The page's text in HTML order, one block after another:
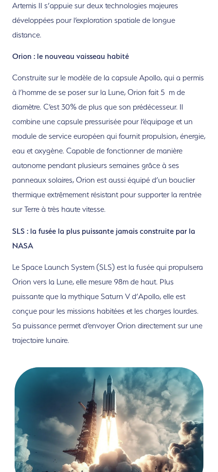
Artemis II s’appuie sur deux technologies majeures
développées pour l’exploration spatiale de longue
distance.
Orion : le nouveau vaisseau habité
Construite sur le modèle de la capsule Apollo, qui a permis
à l’homme de se poser sur la Lune, Orion fait 5 m de
diamètre. C’est 30% de plus que son prédécesseur. Il
combine une capsule pressurisée pour l’équipage et un
module de service européen qui fournit propulsion, énergie,
eau et oxygène. Capable de fonctionner de manière
autonome pendant plusieurs semaines grâce à ses
panneaux solaires, Orion est aussi équipé d’un bouclier
thermique extrêmement résistant pour supporter la rentrée
sur Terre à très haute vitesse.
SLS : la fusée la plus puissante jamais construite par la
NASA
Le Space Launch System (SLS) est la fusée qui propulsera
Orion vers la Lune, elle mesure 98m de haut. Plus
puissante que la mythique Saturn V d’Apollo, elle est
conçue pour les missions habitées et les charges lourdes.
Sa puissance permet d’envoyer Orion directement sur une
trajectoire lunaire.